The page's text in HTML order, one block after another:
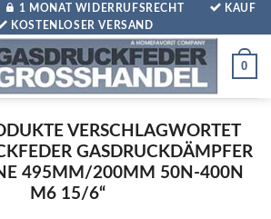
1 MONAT WIDERRUFSRECHT
KAUF
KOSTENLOSER VERSAND
0
VERSCHLAGWORTET
GASDRUCKDÄMPFER
495MM/200MM 50N-400N
M6 15/6“